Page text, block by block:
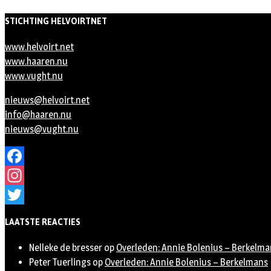
STICHTING HELVOIRTNET
www.helvoirt.net
www.haaren.nu
www.vught.nu
nieuws@helvoirt.net
info@haaren.nu
nieuws@vught.nu
Facebook
Instagram
LAATSTE REACTIES
Nelleke de bresser op Overleden: Annie Bolenius –
Peter Tuerlings op Overleden: Annie Bolenius – Berkelmans